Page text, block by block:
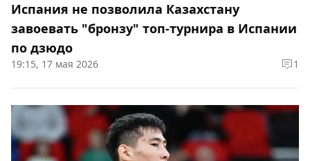
Испания не позволила Казахстану
завоевать "бронзу" топ-турнира в Испании
по дзюдо
19:15, 17 мая 2026 1